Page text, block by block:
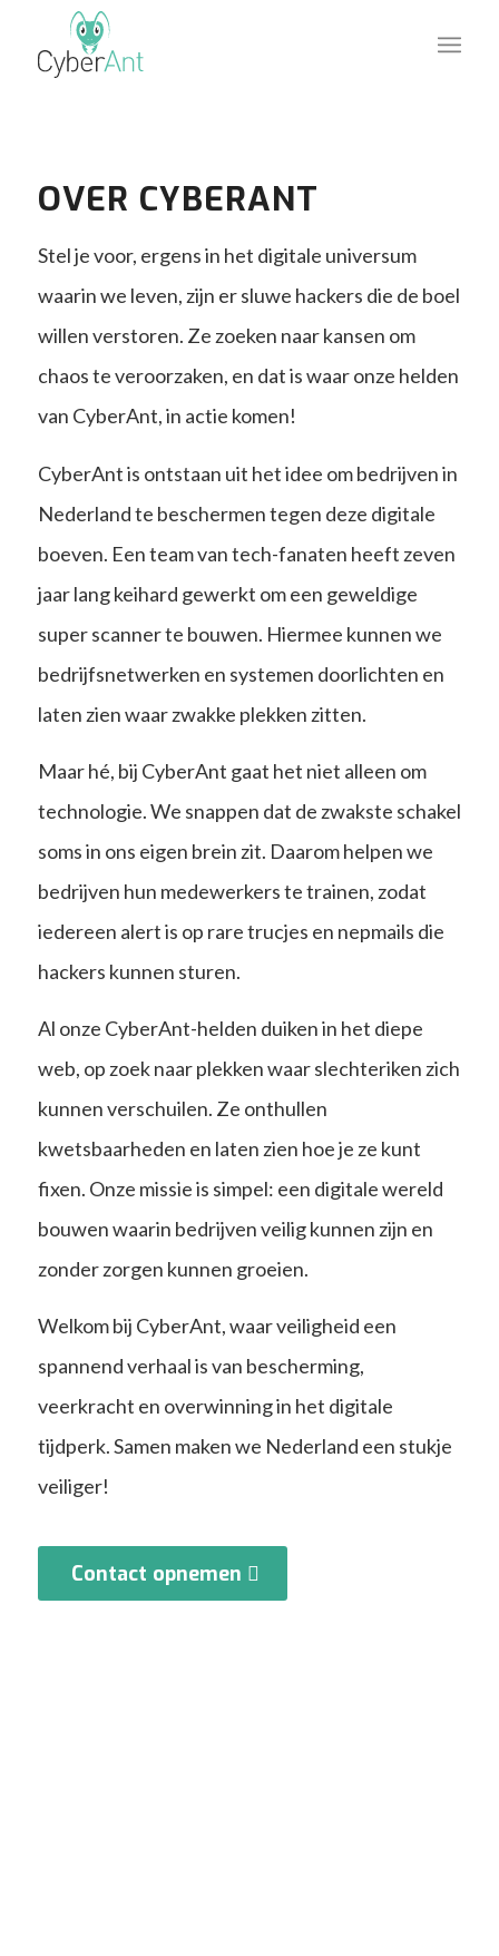
OVER CYBERANT
Stel je voor, ergens in het digitale universum
waarin we leven, zijn er sluwe hackers die de boel
willen verstoren. Ze zoeken naar kansen om
chaos te veroorzaken, en dat is waar onze helden
van CyberAnt, in actie komen!
CyberAnt is ontstaan uit het idee om bedrijven in
Nederland te beschermen tegen deze digitale
boeven. Een team van tech-fanaten heeft zeven
jaar lang keihard gewerkt om een geweldige
super scanner te bouwen. Hiermee kunnen we
bedrijfsnetwerken en systemen doorlichten en
laten zien waar zwakke plekken zitten.
Maar hé, bij CyberAnt gaat het niet alleen om
technologie. We snappen dat de zwakste schakel
soms in ons eigen brein zit. Daarom helpen we
bedrijven hun medewerkers te trainen, zodat
iedereen alert is op rare trucjes en nepmails die
hackers kunnen sturen.
Al onze CyberAnt-helden duiken in het diepe
web, op zoek naar plekken waar slechteriken zich
kunnen verschuilen. Ze onthullen
kwetsbaarheden en laten zien hoe je ze kunt
fixen. Onze missie is simpel: een digitale wereld
bouwen waarin bedrijven veilig kunnen zijn en
zonder zorgen kunnen groeien.
Welkom bij CyberAnt, waar veiligheid een
spannend verhaal is van bescherming,
veerkracht en overwinning in het digitale
tijdperk. Samen maken we Nederland een stukje
veiliger!
Contact opnemen